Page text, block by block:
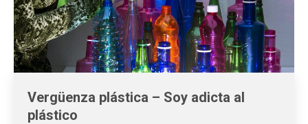
Vergüenza plástica – Soy adicta al
plástico